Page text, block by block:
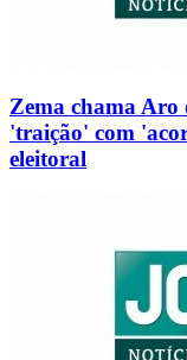
Zema chama Aro
'traição' com
eleitoral